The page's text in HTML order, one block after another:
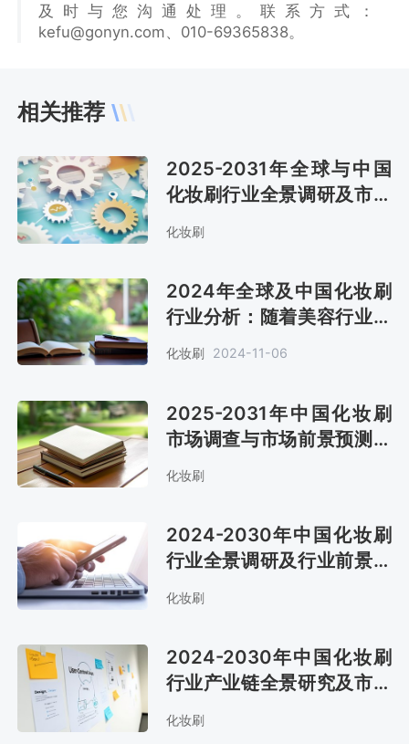
及时与您沟通处理。联系方式：
kefu@gonyn.com、010-69365838。
相关推荐
2025-2031年全球与中国
化妆刷行业全景调研及市场
化妆刷
2024年全球及中国化妆刷
行业分析：随着美容行业发
展迅速，带动了化妆刷市场
的增长[图]
化妆刷 2024-11-06
2025-2031年中国化妆刷
市场调查与市场前景预测报
告
化妆刷
2024-2030年中国化妆刷
行业全景调研及行业前景预
测报告
化妆刷
2024-2030年中国化妆刷
行业产业链全景研究及市场
趋势预测报告
化妆刷